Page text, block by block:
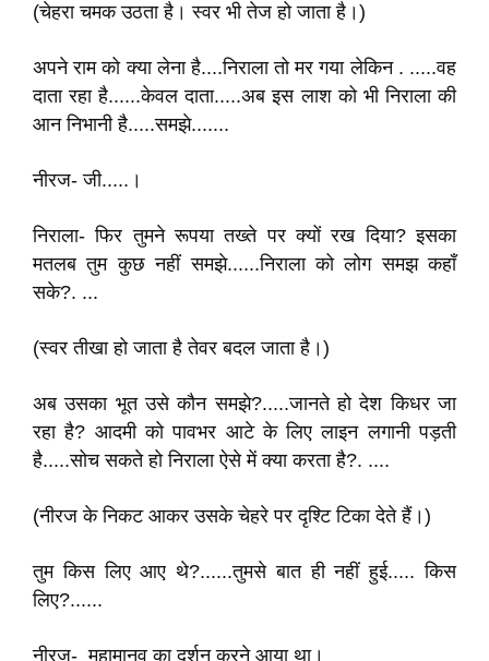
(चेहरा चमक उठता है। स्वर भी तेज हो जाता है।)
अपने राम को क्या लेना है....निराला तो मर गया लेकिन . .....वह
दाता रहा है......केवल दाता.....अब इस लाश को भी निराला की
आन निभानी है.....समझे.......
नीरज- जी.....।
निराला- फिर तुमने रूपया तख्ते पर क्यों रख दिया? इसका
मतलब तुम कुछ नहीं समझे......निराला को लोग समझ कहाँ
सके?. ...
(स्वर तीखा हो जाता है तेवर बदल जाता है।)
अब उसका भूत उसे कौन समझे?.....जानते हो देश किधर जा
रहा है? आदमी को पावभर आटे के लिए लाइन लगानी पड़ती
है.....सोच सकते हो निराला ऐसे में क्या करता है?. ....
(नीरज के निकट आकर उसके चेहरे पर दृश्टि टिका देते हैं।)
तुम किस लिए आए थे?......तुमसे बात ही नहीं हुई..... किस
लिए?......
नीरज- महामानव का दर्शन करने आया था।